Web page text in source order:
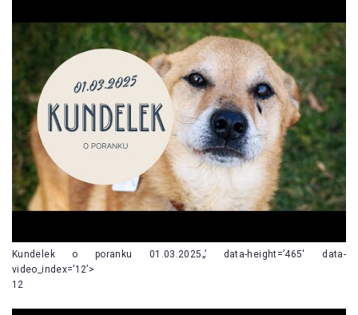
Kundelek o poranku 01.03.2025„’ data-height=’465′ data-
video_index=’12’>
12